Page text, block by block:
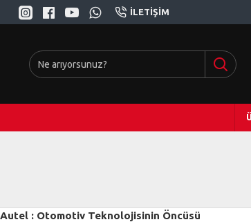
İLETIŞIM
Autel : Otomotiv Teknolojisinin Öncüsü